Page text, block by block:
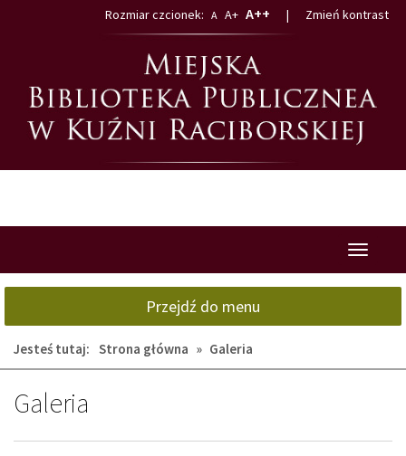
Rozmiar czcionek: A A+ A++ | Zmień kontrast
Przełącz
Przejdź do menu
Jesteś tutaj: Strona główna » Galeria
Galeria